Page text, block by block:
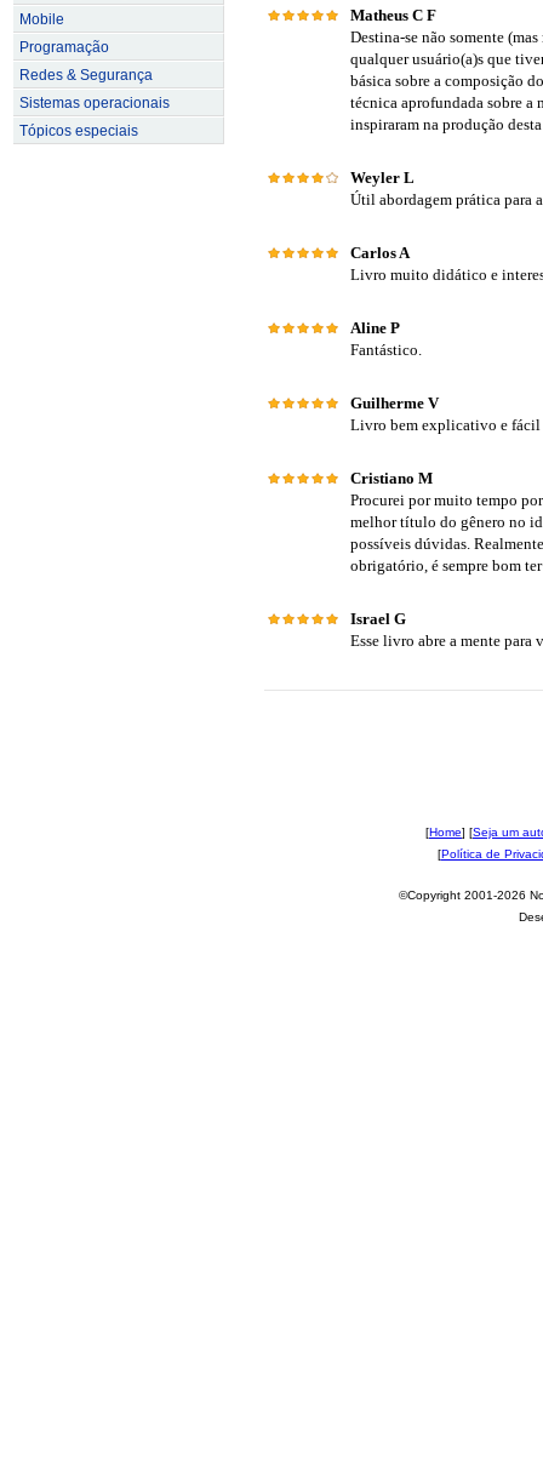
Mobile
Programação
Redes & Segurança
Sistemas operacionais
Tópicos especiais
Matheus C F
Destina-se não somente
qualquer usuário(a)s que
básica sobre a composição
técnica aprofundada sobre a
inspiraram na produção
Weyler L
Útil abordagem prática para
Carlos A
Livro muito didático e
Aline P
Fantástico.
Guilherme V
Livro bem explicativo e fácil
Cristiano M
Procurei por muito tempo
melhor título do gênero no
possíveis dúvidas.
obrigatório, é sempre bom
Israel G
Esse livro abre a mente
[Home] [Seja um
[Política de
©Copyright 2001-2026